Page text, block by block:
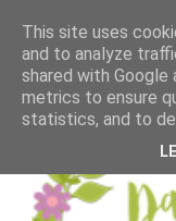
This site uses
and to analyze
shared with
metrics to ensure
statistics, and to